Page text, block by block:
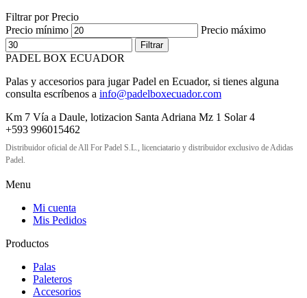
Filtrar por Precio
Precio mínimo
Precio máximo
Filtrar
PADEL BOX ECUADOR
Palas y accesorios para jugar Padel en Ecuador, si tienes alguna
consulta escríbenos a info@padelboxecuador.com
Km 7 Vía a Daule, lotizacion Santa Adriana Mz 1 Solar 4
+593 996015462
Distribuidor oficial de All For Padel S.L., licenciatario y distribuidor exclusivo de Adidas
Padel.
Menu
Mi cuenta
Mis Pedidos
Productos
Palas
Paleteros
Accesorios